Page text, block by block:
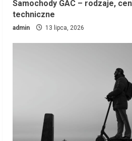
Samochody GAC – rodzaje,
techniczne
admin 13 lipca, 2026